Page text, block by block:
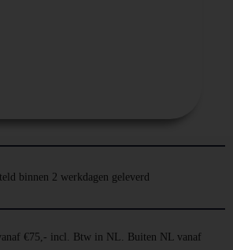
binnen 2 werkdagen geleverd
€75,- incl. Btw in NL. Buiten NL vanaf